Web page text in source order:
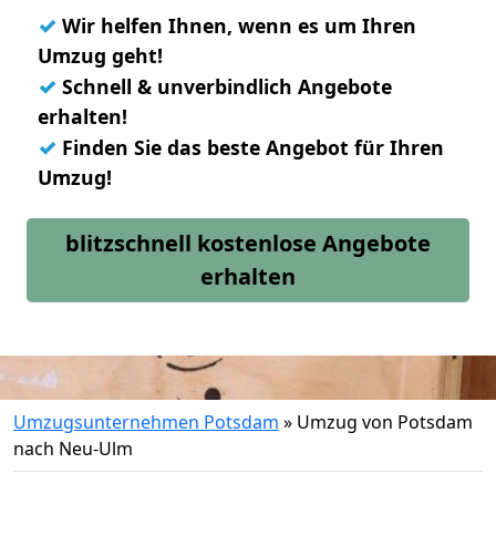
✓ Wir helfen Ihnen, wenn es um Ihren
Umzug geht!
✓ Schnell & unverbindlich Angebote
erhalten!
✓ Finden Sie das beste Angebot für Ihren
Umzug!
blitzschnell kostenlose Angebote
erhalten
Umzugsunternehmen Potsdam » Umzug von Potsdam
nach Neu-Ulm